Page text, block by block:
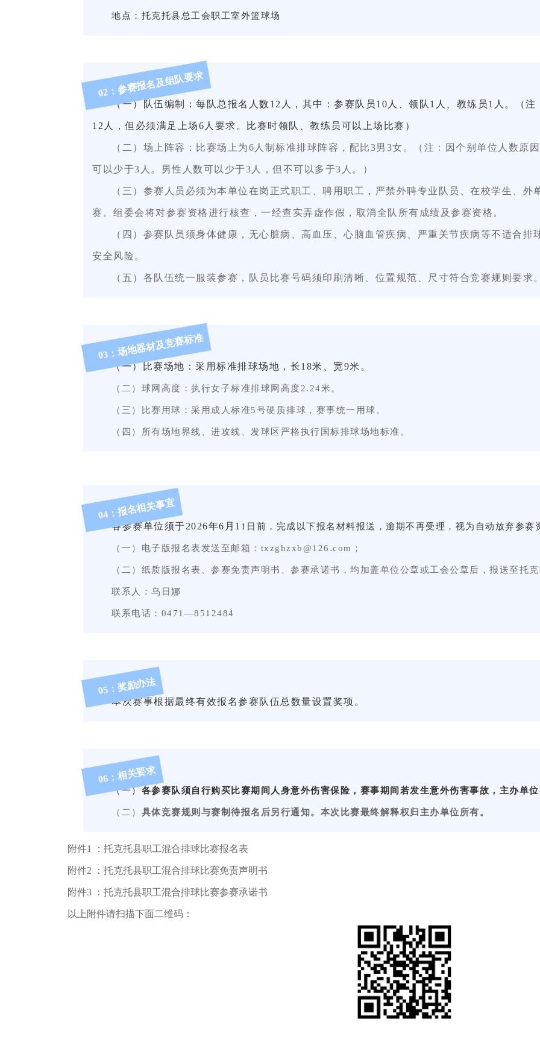
地点： 托克托县总工会职工室外篮球场
02：参赛报名及组队要求
（一）队伍编制：每队总报名人数 1 2 人，其中：参赛队员1 0 人、领队 1人、教练员1人。（
12人，但必须满足上场6人要求。 比赛时领队、教练员可以上场比赛）
（ 二 ）场上阵容：比赛场上为6人制标准排球阵容，配比3男 3女。（注：因个别单位人数原
可以少于3人。男性人数可以少于3人，但不可以多于3人。 ）
（三） 参赛人员必须为本单位在岗正式职工、聘用职工，严禁外聘专业队员、在校学生、外
赛。组委会将对参赛资格进行核查，一经查实弄虚作假，取消全队所有成绩及参赛资格。
（ 四 ）参赛队员须身体健康，无心脏病、高血压、心脑血管疾病、严重关节疾病等不适合排
安全风险。
（五） 各队伍统一服装参赛，队员比赛号码须印刷清晰、位置规范、尺寸符合竞赛规则要求
03：场地器材及竞赛标准
（一）比赛场地：采用标准排球场地，长18米、宽9米。
（ 二）球网高度：执行女子标准排球网高度2.24米。
（ 三 ）比赛用球：采用成人标准5号硬质排球，赛事统一用球。
（ 四 ）所有场地界线、进攻线、发球区严格执行国标排球场地标准。
04：报名相关事宜
各参赛单位须于2026年6月1 1 日前，完成以下报名材料报送，逾期不再受理，视为自动放弃参赛
（一）电子版报名表发送至邮箱： txzghzxb@126.com；
（二）纸质版报名表、参赛免责声明书、参赛承诺书，均加盖单位公章或工会公章后，报送至托
联系人：乌日娜
联系电话： 0471—8512484
05：奖励办法
本次赛事根据最终有效报名参赛队伍总数量设置奖项。
06：相关要求
（一） 各参赛队须自行购买比赛期间人身意外伤害保险，赛事期间若发生意外伤害事故，主办单
（二） 具体竞赛规则与赛制待报名后另行通知。 本次 比赛最终解释权归主办单位所有。
附件1 ： 托克托县职工混合排球比赛报名表
附件2 ： 托克托县职工混合排球比赛免责声明书
附件3 ：托克托县职工混合排球比赛参赛承诺书
以上附件请扫描下面二维码：